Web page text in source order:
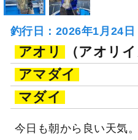
釣行日：2026年1月24日
アオリ
（アオリイ
アマダイ
マダイ
今日も朝から良い天気